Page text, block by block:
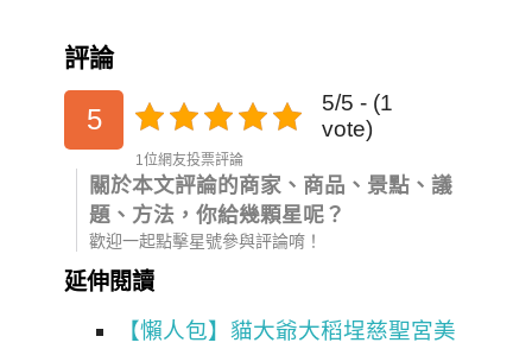
評論
5
5/5 - (1
vote)
1位網友投票評論
關於本文評論的商家、商品、景點、議
題、方法，你給幾顆星呢？
歡迎一起點擊星號參與評論唷！
延伸閱讀
【懶人包】貓大爺大稻埕慈聖宮美